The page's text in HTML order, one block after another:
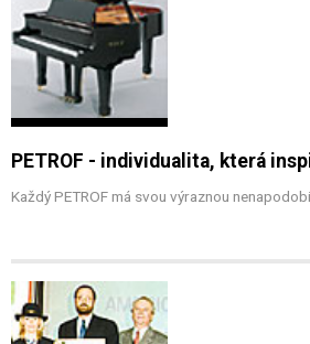
PETROF - individualita, která
Každý PETROF má svou výraznou